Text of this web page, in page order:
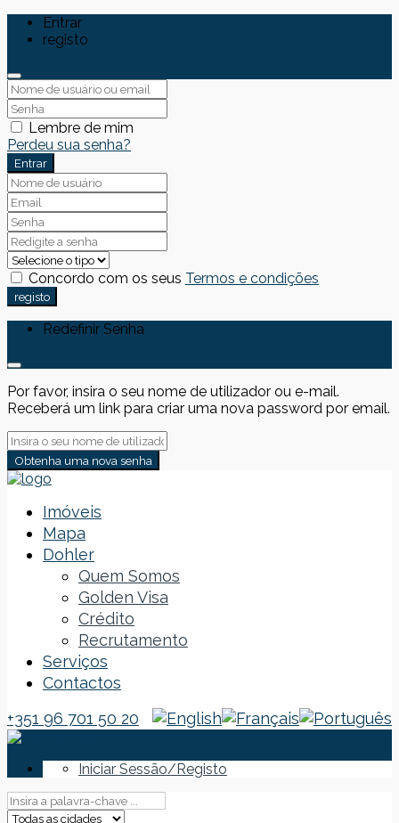
Entrar
registo
Lembre de mim
Perdeu sua senha?
Entrar
Concordo com os seus Termos e condições
registo
Redefinir Senha
Por favor, insira o seu nome de utilizador ou e-mail.
Receberá um link para criar uma nova password por email.
Obtenha uma nova senha
Imóveis
Mapa
Dohler
Quem Somos
Golden Visa
Crédito
Recrutamento
Serviços
Contactos
+351 96 701 50 20
Iniciar Sessão/Registo